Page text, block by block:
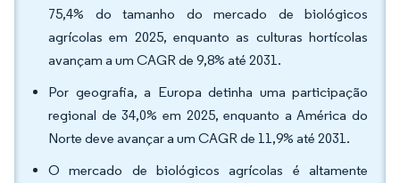
75,4% do tamanho do mercado de biológicos
agrícolas em 2025, enquanto as culturas hortícolas
avançam a um CAGR de 9,8% até 2031.
Por geografia, a Europa detinha uma participação
regional de 34,0% em 2025, enquanto a América do
Norte deve avançar a um CAGR de 11,9% até 2031.
O mercado de biológicos agrícolas é altamente